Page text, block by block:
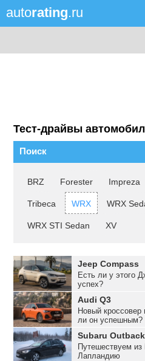
autorating.ru
Тест-драйвы
Поиск
BRZ Forester Impreza
Tribeca WRX WRX
WRX STI Sedan XV
Jeep Compass
Есть ли у этого
успех?
Audi Q3
Новый
ли он успешным?
Subaru Outback
Путешествуем
Лапландию